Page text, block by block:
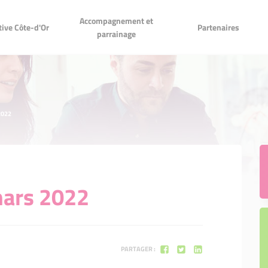
Côte-d'Or
bénévoles
Accompagnement et
parrainage
demande en 3 étapes
aides financières
Partenaires
Accompagnement et
parrainage
Partenaires
2022
PARTAGER :